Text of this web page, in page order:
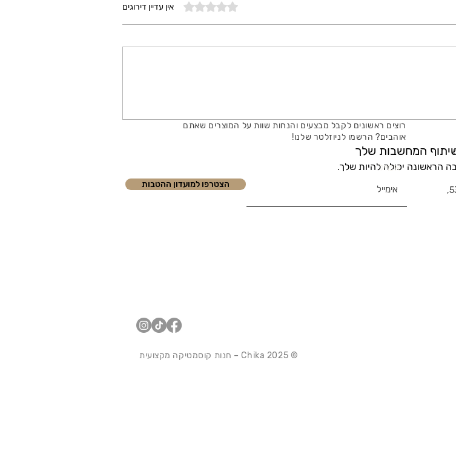
דירוג של 0 מתוך 5 כוכבים אין עדיין דירוגים
המחשבות שלך
הראשונה יכולה להיות שלך.
רוצים ראשונים לקבל מבצעים והנחות שוות על המוצרים שאתם
אוהבים? הרשמו לניוזלטר שלנו!
הצטרפו למועדון ההטבות
אימייל
© 2025 Chika – חנות קוסמטיקה מקצועית